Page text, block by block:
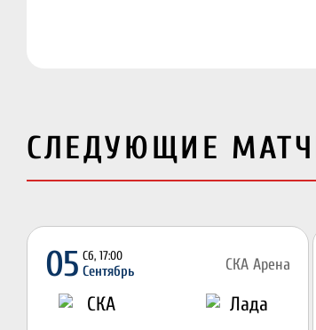
СЛЕДУЮЩИЕ
05 Сб, 17:00
Сентябрь СКА Арена